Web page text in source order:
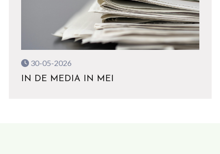
30-05-2026
IN DE MEDIA IN MEI